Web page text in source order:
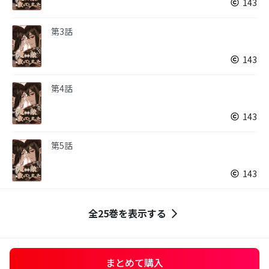
143
第3話
143
第4話
143
第5話
143
全25巻を表示する
まとめて購入